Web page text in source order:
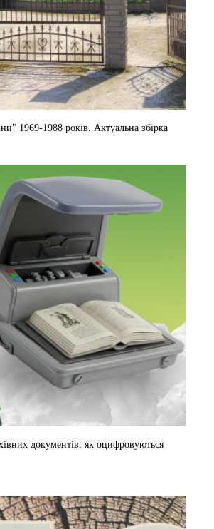
1969-1988 років. Актуальна збірка
документів: як оцифровуються